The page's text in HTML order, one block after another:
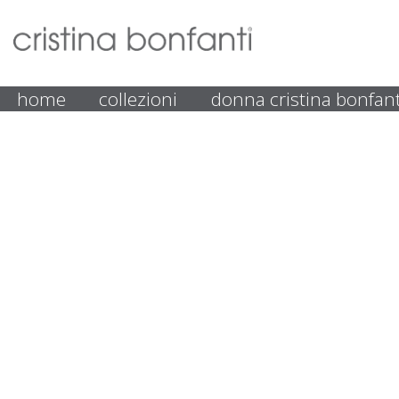
home collezioni donna cristina